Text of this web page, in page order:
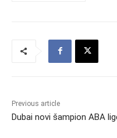
Previous article
Dubai novi šampion ABA